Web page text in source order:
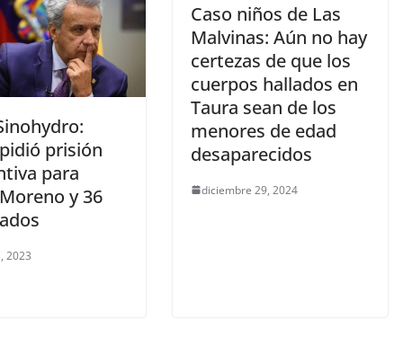
prisión
para
y 36
2023
Caso niños de Las
Malvinas: Aún no hay
certezas de que los
cuerpos hallados en
Taura sean de los
menores de edad
desaparecidos
diciembre 29, 2024